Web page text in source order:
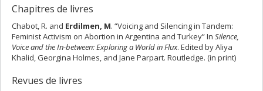
Chapitres de livres
Chabot, R. and Erdilmen, M. “Voicing and Silencing in Tandem:
Feminist Activism on Abortion in Argentina and Turkey” In Silence,
Voice and the In-between: Exploring a World in Flux. Edited by Aliya
Khalid, Georgina Holmes, and Jane Parpart. Routledge. (in print)
Revues de livres